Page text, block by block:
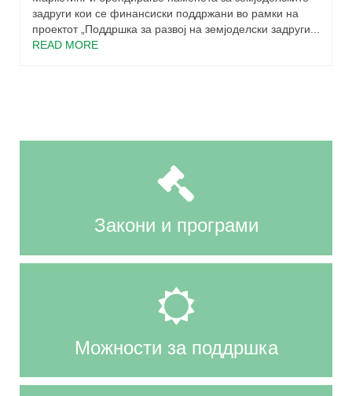
задруги кои се финансиски поддржани во рамки на
проектот „Поддршка за развој на земјоделски задруги...
READ MORE
Закони и програми
Можности за поддршка